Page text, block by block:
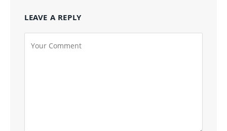
LEAVE A REPLY